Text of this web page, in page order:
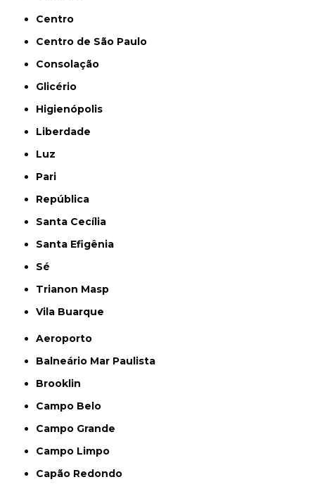
Centro
Centro de São Paulo
Consolação
Glicério
Higienópolis
Liberdade
Luz
Pari
República
Santa Cecília
Santa Efigênia
Sé
Trianon Masp
Vila Buarque
Aeroporto
Balneário Mar Paulista
Brooklin
Campo Belo
Campo Grande
Campo Limpo
Capão Redondo